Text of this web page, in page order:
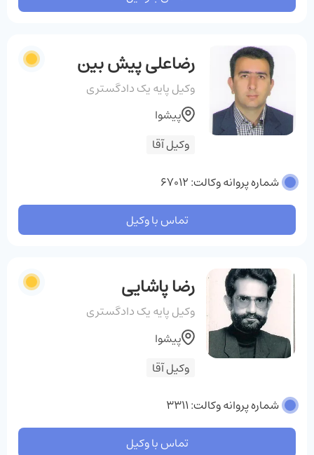
رضاعلی پیش بین
وکیل پایه یک دادگستری
وکیل آقا
پیشوا
شماره پروانه وکالت: 67012
تماس با وکیل
رضا پاشایی
وکیل پایه یک دادگستری
وکیل آقا
پیشوا
شماره پروانه وکالت: 3311
تماس با وکیل